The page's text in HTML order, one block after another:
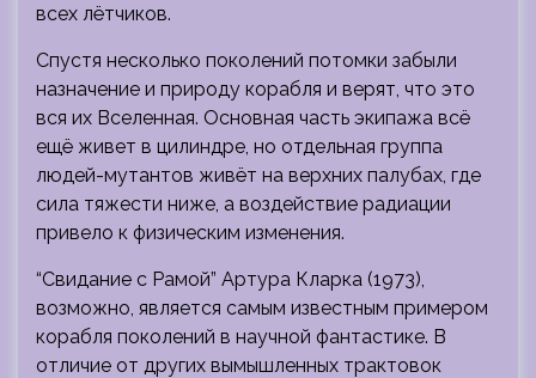
всех лётчиков.
Спустя несколько поколений потомки забыли
назначение и природу корабля и верят, что это
вся их Вселенная. Основная часть экипажа всё
ещё живет в цилиндре, но отдельная группа
людей-мутантов живёт на верхних палубах, где
сила тяжести ниже, а воздействие радиации
привело к физическим изменения.
“Свидание с Рамой” Артура Кларка (1973),
возможно, является самым известным примером
корабля поколений в научной фантастике. В
отличие от других вымышленных трактовок